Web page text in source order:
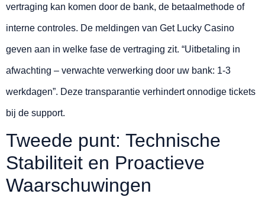
vertraging kan komen door de bank, de betaalmethode of
interne controles. De meldingen van Get Lucky Casino
geven aan in welke fase de vertraging zit. “Uitbetaling in
afwachting – verwachte verwerking door uw bank: 1-3
werkdagen”. Deze transparantie verhindert onnodige tickets
bij de support.
Tweede punt: Technische
Stabiliteit en Proactieve
Waarschuwingen